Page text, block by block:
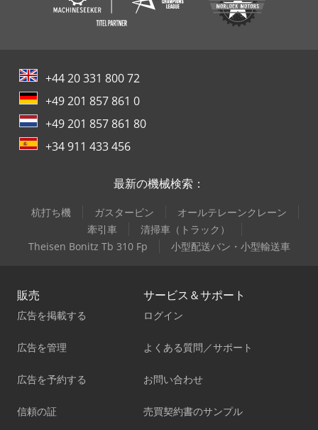
+44 20 331 800 72
+49 201 857 861 0
+49 201 857 861 80
+34 911 433 456
最新の機械検索：
杭打ち機 ガスタービン
オールテレーンクレーン
牽引車
清掃車（トラック）
Theisen Bonitz Tb 310 Fp
小型配送バン・小型輸送車
販売
広告を掲載する
広告を管理
広告を予約する
信頼の証
サービス＆サポート
ログイン
よくある質問／サポート
お問い合わせ
売買契約書のサンプル